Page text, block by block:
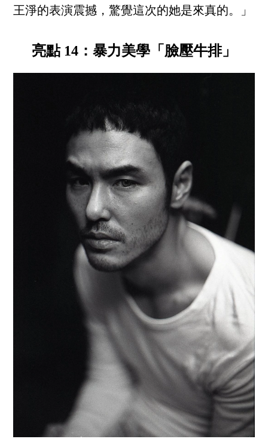
王淨的表演震撼，驚覺這次的她是來真的。」
亮點 14：暴力美學「臉壓牛排」